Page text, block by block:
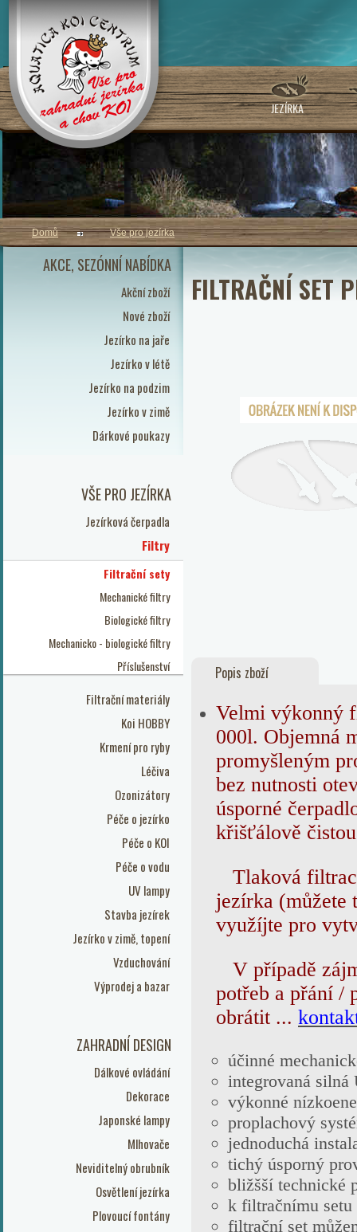
JEZÍRKA
AKCE, SEZÓNNÍ NABÍDKA
Akční zboží
Nové zboží
Jezírko na jaře
Jezírko v létě
Jezírko na podzim
Jezírko v zimě
Dárkové poukazy
VŠE PRO JEZÍRKA
Jezírková čerpadla
Filtry
Filtrační sety
Mechanické filtry
Biologické filtry
Mechanicko - biologické filtry
Příslušenství
Filtrační materiály
Koi HOBBY
Krmení pro ryby
Léčiva
Ozonizátory
Péče o jezírko
Péče o KOI
Péče o vodu
UV lampy
Stavba jezírek
Jezírko v zimě, topení
Vzduchování
Výprodej a bazar
ZAHRADNÍ DESIGN
Dálkové ovládání
Dekorace
Japonské lampy
Mlhovače
Neviditelný obrubník
Osvětlení jezírka
Plovoucí fontány
Domů Vše pro jezírka
FILTRAČNÍ SET
Popis zboží
Velmi výkonný
000l. Objemná
promyšleným
bez nutnosti
úsporné
křišťálově
Tlaková
jezírka (můžete
využíjte pro
V případě
potřeb a přání /
obrátit ...
účinné
integrovaná
výkonné
proplachový
jednoduchá
tichý úsporný
bližšší technické
k filtračnímu setu
filtrační set